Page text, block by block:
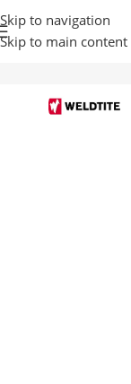
Skip to navigation
Skip to main content